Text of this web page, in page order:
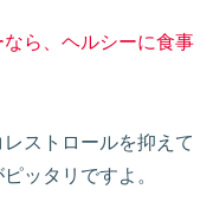
ら、ヘルシーに食事
ストロールを抑えて
ッタリですよ。